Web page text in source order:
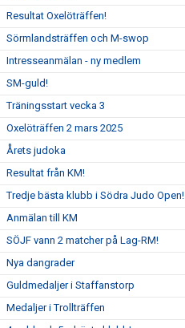
Resultat Oxelöträffen!
Sörmlandsträffen och M-swop
Intresseanmälan - ny medlem
SM-guld!
Träningsstart vecka 3
Oxelöträffen 2 mars 2025
Årets judoka
Resultat från KM!
Tredje bästa klubb i Södra Judo Open!
Anmälan till KM
SÖJF vann 2 matcher på Lag-RM!
Nya dangrader
Guldmedaljer i Staffanstorp
Medaljer i Trollträffen